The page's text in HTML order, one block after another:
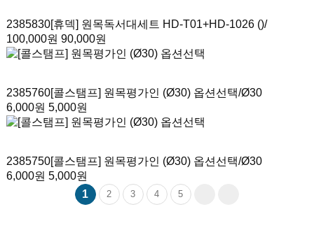
2385830[휴덱] 원목독서대세트 HD-T01+HD-1026 ()/
100,000원 90,000원
2385760[콜스탬프] 원목평가인 (Ø30) 옵션선택/Ø30
6,000원 5,000원
2385750[콜스탬프] 원목평가인 (Ø30) 옵션선택/Ø30
6,000원 5,000원
1
2 3 4 5